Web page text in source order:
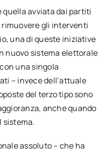
quella avviata dai partiti
rimuovere gli interventi
una di queste iniziative
nuovo sistema elettorale
una singola
– invece dell’attuale
del terzo tipo sono
anche quando
sistema.
assoluto – che ha